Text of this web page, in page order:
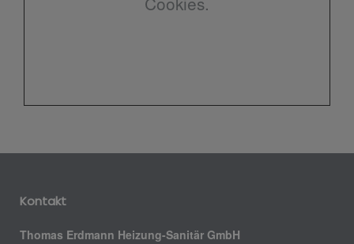
Kontakt
Thomas Erdmann Heizung-Sanitär GmbH